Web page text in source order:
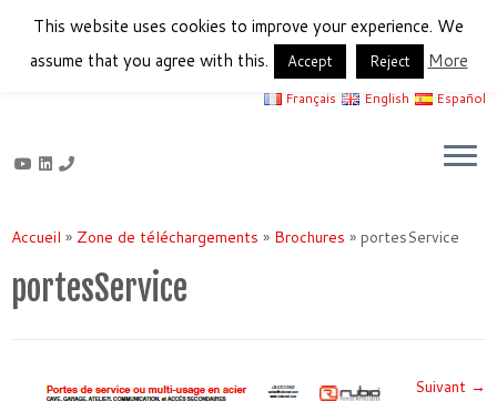
au
Español
English
Français
Accueil » Zone de téléchargements » Brochures » portesService
portesService
Suivant →
This website uses cookies to improve your experience. We
assume that you agree with this.
Accept Reject More